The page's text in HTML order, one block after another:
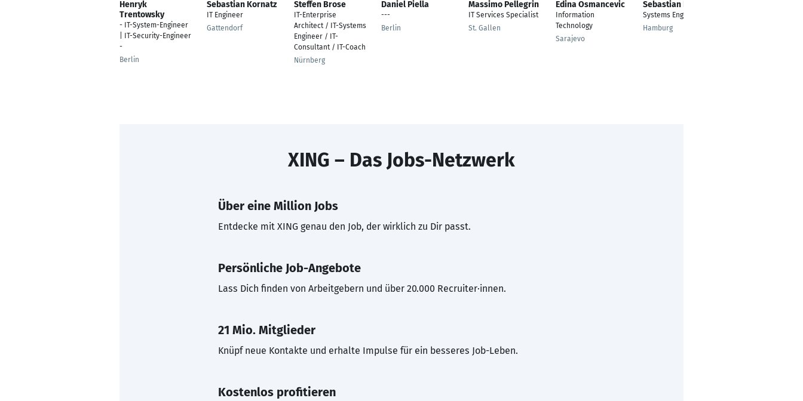
Henryk
Trentowsky
- IT-System-Engineer
| IT-Security-Engineer
-
Berlin
Sebastian Kornatz
IT Engineer
Gattendorf
Steffen Brose
IT-Enterprise
Architect / IT-Systems
Engineer / IT-
Consultant / IT-Coach
Nürnberg
Daniel Piella
---
Berlin
Massimo Pellegrin
IT Services Specialist
St. Gallen
Edina Osmancevic
Information
Technology
Sarajevo
Sebastian Fink
Systems Engineer
Hamburg
XING – Das Jobs-Netzwerk
Über eine Million Jobs
Entdecke mit XING genau den Job, der wirklich zu Dir passt.
Persönliche Job-Angebote
Lass Dich finden von Arbeitgebern und über 20.000 Recruiter·innen.
21 Mio. Mitglieder
Knüpf neue Kontakte und erhalte Impulse für ein besseres Job-Leben.
Kostenlos profitieren